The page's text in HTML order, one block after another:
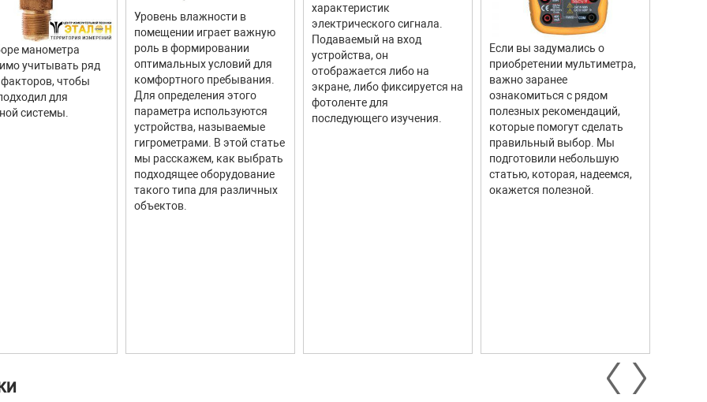
манометра
учитывать ряд
чтобы
для
системы.
Уровень влажности в
помещении играет важную
роль в формировании
оптимальных условий для
комфортного пребывания.
Для определения этого
параметра используются
устройства, называемые
гигрометрами. В этой статье
мы расскажем, как выбрать
подходящее оборудование
такого типа для различных
объектов.
характеристик
электрического сигнала.
Подаваемый на вход
устройства, он
отображается либо на
экране, либо фиксируется на
фотоленте для
последующего изучения.
Если вы задумались о
приобретении мультиметра,
важно заранее
ознакомиться с рядом
полезных рекомендаций,
которые помогут сделать
правильный выбор. Мы
подготовили небольшую
статью, которая, надеемся,
окажется полезной.